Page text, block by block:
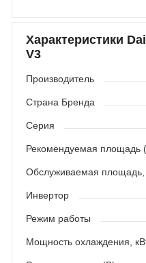
Характеристики
V3
Производитель
Страна Бренда
Серия
Рекомендуемая площадь
Обслуживаемая
Инвертор
Режим работы
Мощность охлаждения,